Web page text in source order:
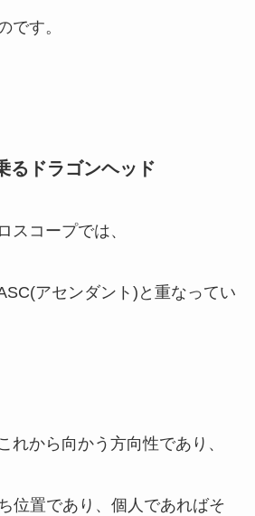
です。
るドラゴンヘッド
スコープでは、
アセンダント)と重なってい
れから向かう方向性であり、
位置であり、個人であればそ